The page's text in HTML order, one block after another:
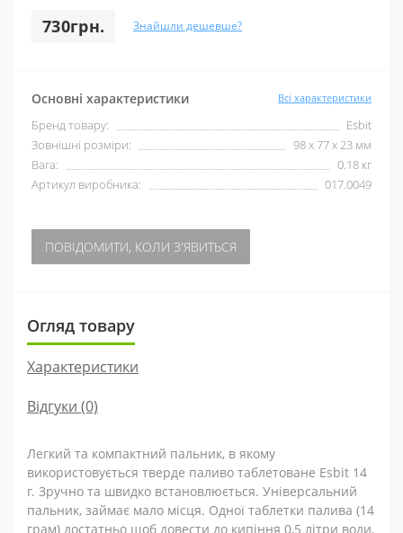
730грн. Знайшли дешевше?
Основні характеристики Всі характеристики
Бренд товару:
Esbit
Зовнішні розміри:
98 x 77 x 23 мм
Вага:
0.18 кг
Артикул виробника:
017.0049
ПОВІДОМИТИ, КОЛИ З'ЯВИТЬСЯ
Огляд товару
Характеристики
Відгуки (0)
Легкий та компактний пальник, в якому
використовується тверде паливо таблетоване Esbit 14
г. Зручно та швидко встановлюється. Універсальний
пальник, займає мало місця. Одної таблетки палива (14
грам) достатньо щоб довести до кипіння 0,5 літри води,